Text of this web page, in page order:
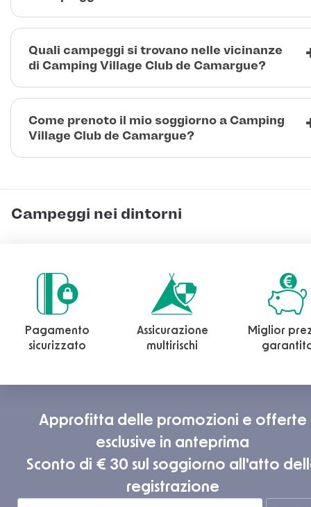
Quali campeggi si trovano nelle vicinanze
di Camping Village Club de Camargue?
Come prenoto il mio soggiorno a Camping
Village Club de Camargue?
Campeggi nei dintorni
Pagamento
sicurizzato
Assicurazione
multirischi
Miglior
Approfitta delle promozioni e offerte
esclusive in anteprima
Sconto di € 30 sul soggiorno all'atto
registrazione